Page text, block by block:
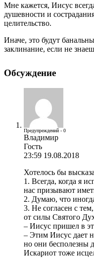
Мне кажется, Иисус
душевности и
целительство.
Иначе, это будут
заклинание, если не
Обсуждение
Предупреждений - 0
Владимир
Гость
23:59 19.08.2018
Хотелось бы
1. Всегда, когда я
нас призывают
2. Думаю, что
3. Не согласен с
от силы Святого
– Иисус пришел в
– Этим Иисус дает
но они бесполезны
Искариот тоже